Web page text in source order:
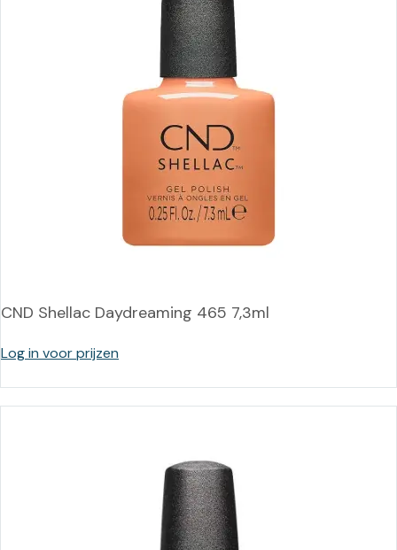
CND Shellac Daydreaming 465 7,3ml
Log in voor prijzen